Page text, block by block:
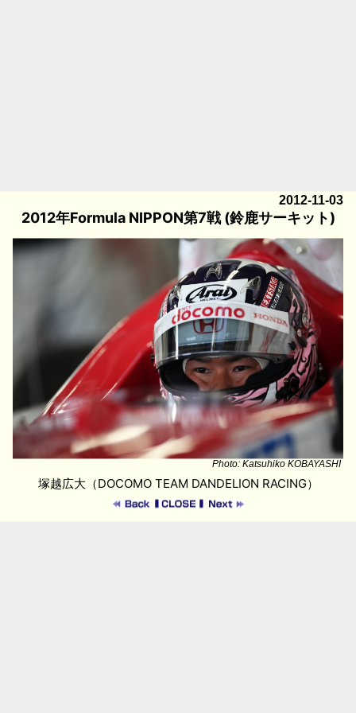
2012-11-03
2012年Formula NIPPON第7戦 (鈴鹿サーキット)
Photo: Katsuhiko KOBAYASHI
塚越広大（DOCOMO TEAM DANDELION RACING）